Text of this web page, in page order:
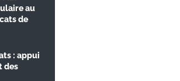
au
de
: appui
des